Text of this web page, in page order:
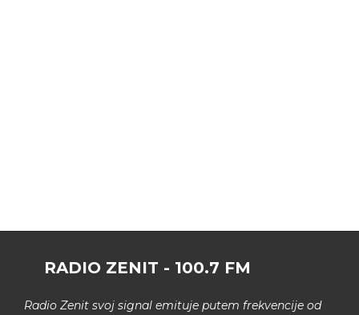
RADIO ZENIT - 100.7 FM
Radio Zenit svoj signal emituje putem frekvencije od